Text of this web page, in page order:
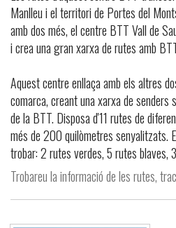
Manlleu i el territori de Portes del
amb dos més, el centre BTT Vall de
i crea una gran xarxa de rutes amb
Aquest centre enllaça amb els altres
comarca, creant una xarxa de
de la BTT. Disposa d'11 rutes de
més de 200 quilòmetres senyalitzats.
trobar: 2 rutes verdes, 5 rutes blaves,
Trobareu la informació de les rutes,